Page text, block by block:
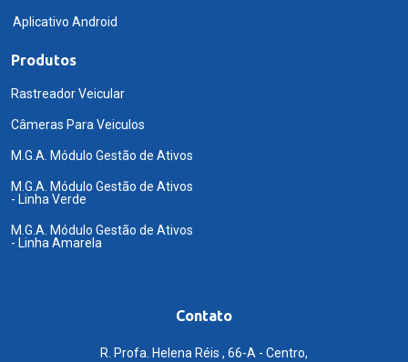
Aplicativo Android
Produtos
Rastreador Veicular
Câmeras Para Veiculos
M.G.A. Módulo Gestão de Ativos
M.G.A. Módulo Gestão de Ativos
- Linha Verde
M.G.A. Módulo Gestão de Ativos
- Linha Amarela
Contato
R. Profa. Helena Réis , 66-A - Centro,